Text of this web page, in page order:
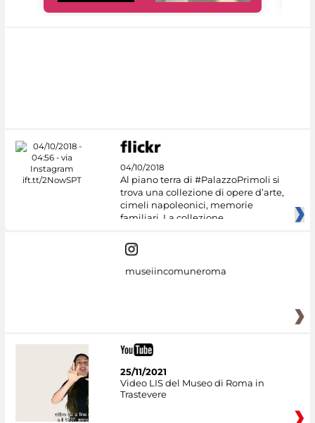
04/10/2018
Al piano terra di #PalazzoPrimoli si
trova una collezione di opere d’arte,
cimeli napoleonici, memorie
familiari. La collezione
museiincomuneroma
25/11/2021
Video LIS del Museo di Roma in
Trastevere